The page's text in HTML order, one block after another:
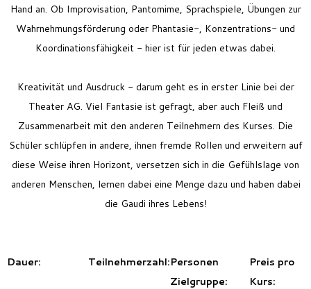
Hand an. Ob Improvisation, Pantomime, Sprachspiele, Übungen zur
Wahrnehmungsförderung oder Phantasie-, Konzentrations- und
Koordinationsfähigkeit - hier ist für jeden etwas dabei.
Kreativität und Ausdruck - darum geht es in erster Linie bei der
Theater AG. Viel Fantasie ist gefragt, aber auch Fleiß und
Zusammenarbeit mit den anderen Teilnehmern des Kurses. Die
Schüler schlüpfen in andere, ihnen fremde Rollen und erweitern auf
diese Weise ihren Horizont, versetzen sich in die Gefühlslage von
anderen Menschen, lernen dabei eine Menge dazu und haben dabei
die Gaudi ihres Lebens!
Dauer: Teilnehmerzahl:Personen
Zielgruppe:
Preis pro
Kurs: